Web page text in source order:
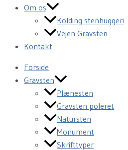
Om os
Kolding stenhuggeri
Vejen Gravsten
Kontakt
Forside
Gravsten
Plænesten
Gravsten poleret
Natursten
Monument
Skrifttyper